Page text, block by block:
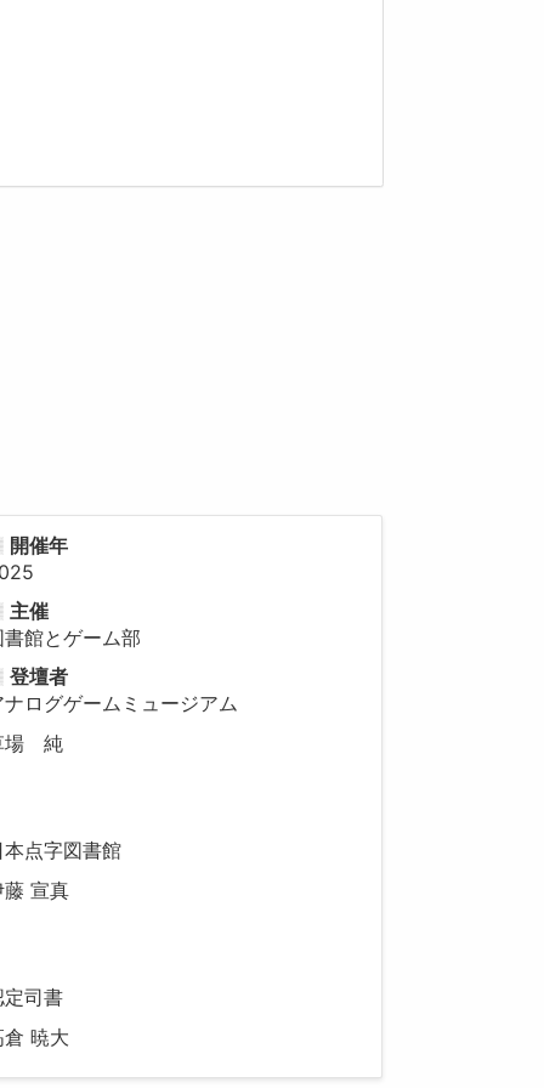
開催年
主催
書館とゲーム部
登壇者
ナログゲームミュージアム
場 純
本点字図書館
藤 宣真
定司書
倉 暁大